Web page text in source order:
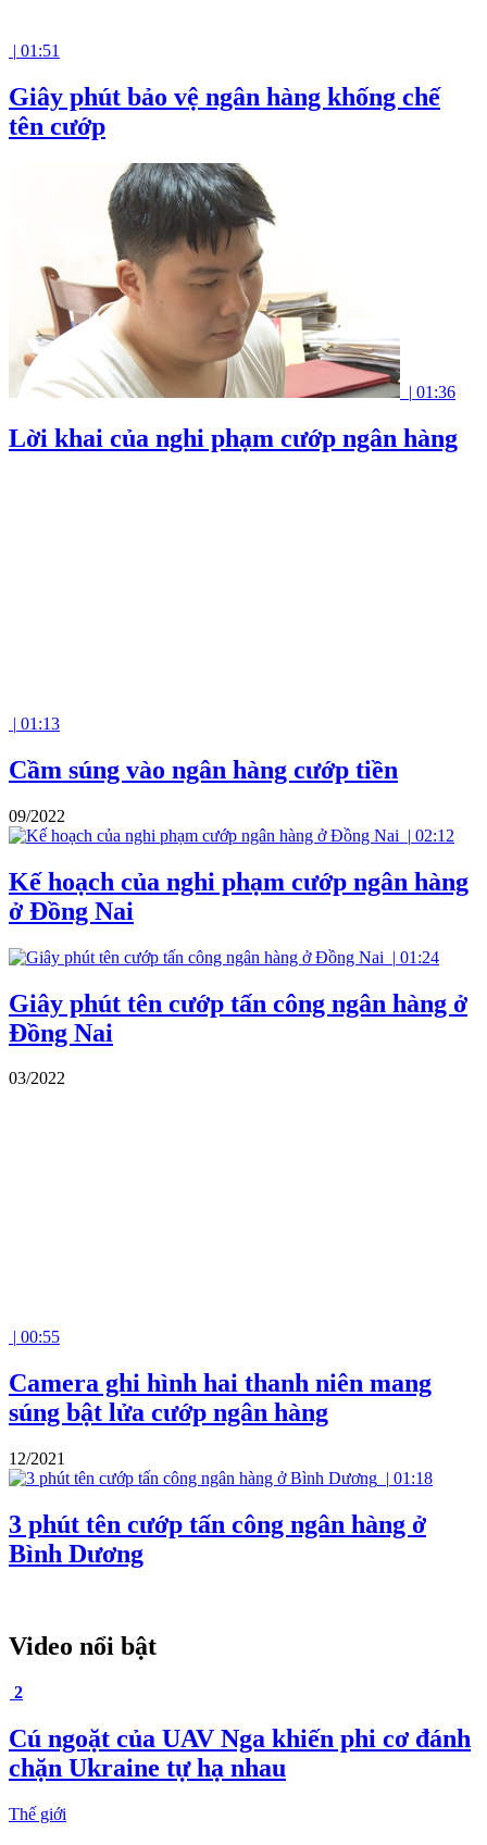
| 01:51
Giây phút bảo vệ ngân hàng khống chế
tên cướp
| 01:36
Lời khai của nghi phạm cướp ngân hàng
| 01:13
Cầm súng vào ngân hàng cướp tiền
09/2022
| 02:12
Kế hoạch của nghi phạm cướp ngân hàng
ở Đồng Nai
| 01:24
Giây phút tên cướp tấn công ngân hàng ở
Đồng Nai
03/2022
| 00:55
Camera ghi hình hai thanh niên mang
súng bật lửa cướp ngân hàng
12/2021
| 01:18
3 phút tên cướp tấn công ngân hàng ở
Bình Dương
Video nổi bật
2
Cú ngoặt của UAV Nga khiến phi cơ đánh
chặn Ukraine tự hạ nhau
Thế giới